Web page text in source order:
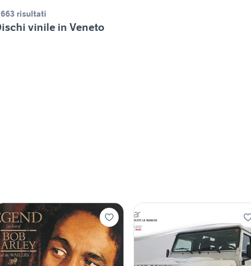
risultati
vinile in Veneto